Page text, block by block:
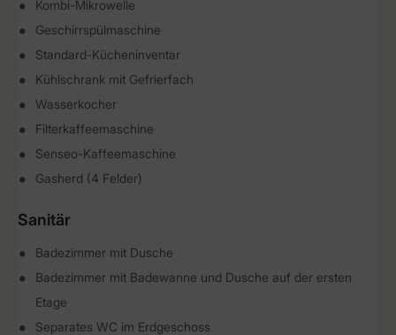
Kombi-Mikrowelle
Geschirrspülmaschine
Standard-Kücheninventar
Kühlschrank mit Gefrierfach
Wasserkocher
Filterkaffeemaschine
Senseo-Kaffeemaschine
Gasherd (4 Felder)
Sanitär
Badezimmer mit Dusche
Badezimmer mit Badewanne und Dusche auf der ersten
Etage
Separates WC im Erdgeschoss